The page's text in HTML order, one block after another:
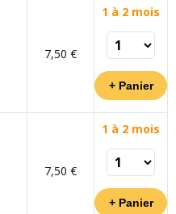
7,50 €
1 à 2 mois
7,50 €
1 à 2 mois